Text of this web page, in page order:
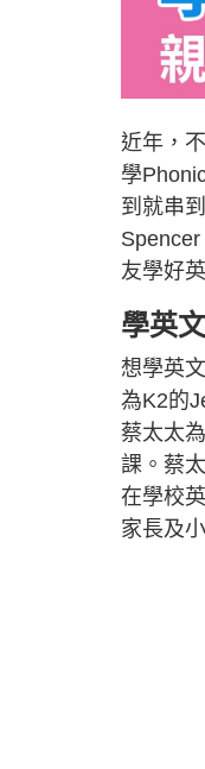
近年，
學
到就串
友學好
學英
想學英
為K2的
蔡太太
課。蔡
在學校
家長及